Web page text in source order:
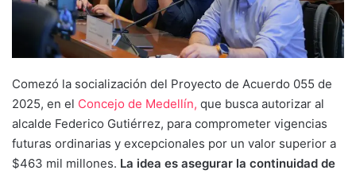
Comezó la socialización del Proyecto de Acuerdo 055 de
2025, en el Concejo de Medellín, que busca autorizar al
alcalde Federico Gutiérrez, para comprometer vigencias
futuras ordinarias y excepcionales por un valor superior a
$463 mil millones. La idea es asegurar la continuidad de